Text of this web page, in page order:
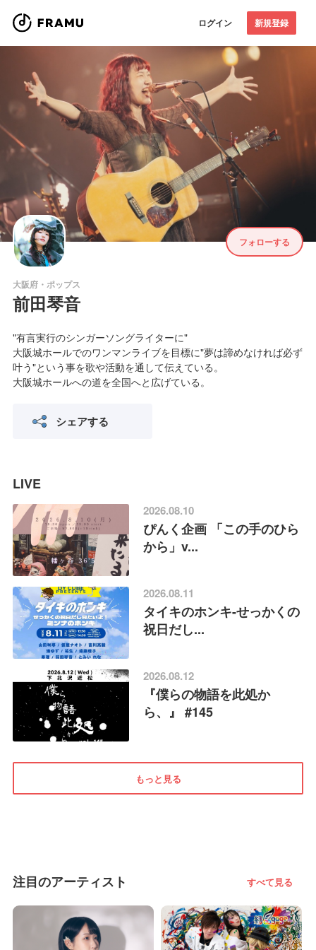
ログイン 新規登録
フォローする
大阪府・ポップス
前田琴音
"有言実行のシンガーソングライターに"
大阪城ホールでのワンマンライブを目標に"夢は諦めなければ必ず
叶う"という事を歌や活動を通して伝えている。
大阪城ホールへの道を全国へと広げている。
シェアする
LIVE
2026.08.10
ぴんく企画 「この手のひら
から」v...
2026.08.11
タイキのホンキ-せっかくの
祝日だし...
2026.08.12
『僕らの物語を此処か
ら、』 #145
もっと見る
注目のアーティスト すべて見る